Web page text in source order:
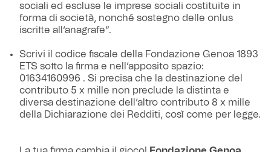
sociali ed escluse le imprese sociali costituite in
forma di società, nonché sostegno delle onlus
iscritte all’anagrafe”.
Scrivi il codice fiscale della Fondazione Genoa 1893
ETS sotto la firma e nell’apposito spazio:
01634160996 . Si precisa che la destinazione del
contributo 5 x mille non preclude la distinta e
diversa destinazione dell’altro contributo 8 x mille
della Dichiarazione dei Redditi, così come per legge.